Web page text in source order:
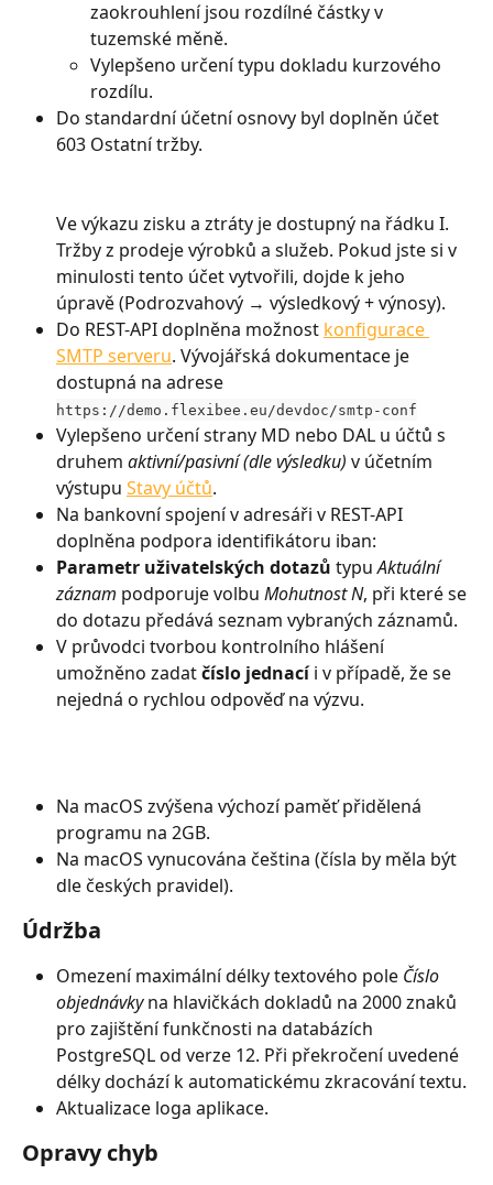
zaokrouhlení jsou rozdílné částky v
tuzemské měně.
Vylepšeno určení typu dokladu kurzového
rozdílu.
Do standardní účetní osnovy byl doplněn účet
603 Ostatní tržby.
Ve výkazu zisku a ztráty je dostupný na řádku I.
Tržby z prodeje výrobků a služeb. Pokud jste si v
minulosti tento účet vytvořili, dojde k jeho
úpravě (Podrozvahový → výsledkový + výnosy).
Do REST-API doplněna možnost konfigurace
SMTP serveru. Vývojářská dokumentace je
dostupná na adrese
https://demo.flexibee.eu/devdoc/smtp-conf
Vylepšeno určení strany MD nebo DAL u účtů s
druhem aktivní/pasivní (dle výsledku) v účetním
výstupu Stavy účtů.
Na bankovní spojení v adresáři v REST-API
doplněna podpora identifikátoru iban:
Parametr uživatelských dotazů typu Aktuální
záznam podporuje volbu Mohutnost N, při které se
do dotazu předává seznam vybraných záznamů.
V průvodci tvorbou kontrolního hlášení
umožněno zadat číslo jednací i v případě, že se
nejedná o rychlou odpověď na výzvu.
Na macOS zvýšena výchozí paměť přidělená
programu na 2GB.
Na macOS vynucována čeština (čísla by měla být
dle českých pravidel).
Údržba
Omezení maximální délky textového pole Číslo
objednávky na hlavičkách dokladů na 2000 znaků
pro zajištění funkčnosti na databázích
PostgreSQL od verze 12. Při překročení uvedené
délky dochází k automatickému zkracování textu.
Aktualizace loga aplikace.
Opravy chyb